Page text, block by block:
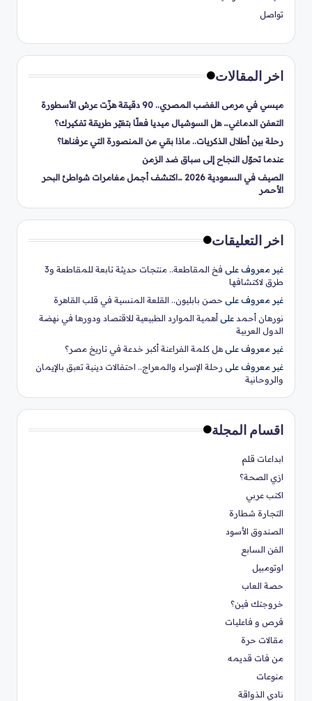
تواصل
اخر المقالات
ميسي في مرمى الغضب المصري.. 90 دقيقة هزّت عرش الأسطورة
التعفن الدماغي… هل السوشيال ميديا فعلًا بتغيّر طريقة تفكيرك؟
رحلة بين أطلال الذكريات.. ماذا بقي من المنصورة التي عرفناها؟
عندما تحوّل النجاح إلى سباق ضد الزمن
الصيف في السعودية 2026 …اكتشف أجمل مغامرات شواطئ البحر
الأحمر
اخر التعليقات
غير معروف على
فخ المقاطعة.. منتجات حديثة تابعة للمقاطعة و3
طرق لاكتشافها
غير معروف على حصن بابليون.. القلعة المنسية في قلب القاهرة
نورهان أحمد على أهمية الموارد الطبيعية للاقتصاد ودورها في نهضة
الدول العربية
غير معروف على هل كلمة الفراعنة أكبر خدعة في تاريخ مصر؟
غير معروف على رحلة الإسراء والمعراج.. احتفالات دينية تعبق بالإيمان
والروحانية
اقسام المجلة
ابداعات قلم
ازي الصحة؟
اكتب عربي
التجارة شطارة
الصندوق الأسود
الفن السابع
اوتومبيل
حصة العاب
خروجتك فين؟
فرص و فاعليات
مقالات حرة
من فات قديمه
منوعات
نادي الذواقة